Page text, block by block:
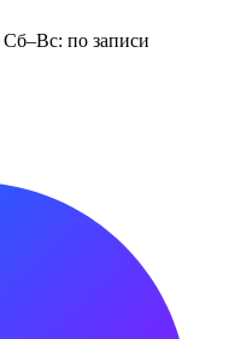
Сб–Вс: по записи